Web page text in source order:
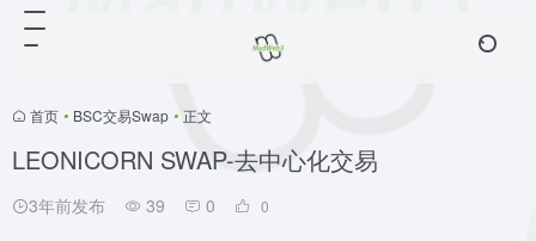
首页 • BSC交易Swap • 正文
LEONICORN SWAP-去中心化交易
3年前发布 39 0 0